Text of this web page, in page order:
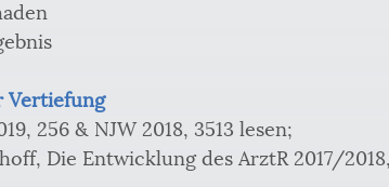
Vertiefung
256 & NJW 2018, 3513 lesen;
Die Entwicklung des ArztR 2017/2018,